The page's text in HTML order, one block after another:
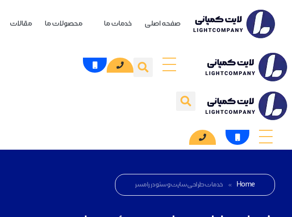
صفحه اصلی خدمات ما محصولات ما مقالات
Home
» خدمات طراحی سایت و سئو در رامسر